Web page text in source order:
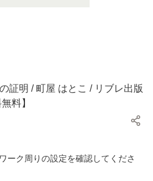
証明 / 町屋 はとこ / リブレ出版
料】
ーク周りの設定を確認してくださ